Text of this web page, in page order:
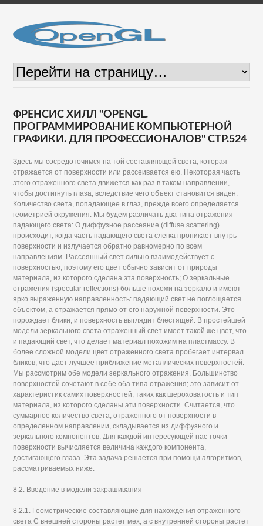
ФРЕНСИС ХИЛЛ "OPENGL.
ПРОГРАММИРОВАНИЕ КОМПЬЮТЕРНОЙ
ГРАФИКИ. ДЛЯ ПРОФЕССИОНАЛОВ" СТР.524
Здесь мы сосредоточимся на той составляющей света, которая
отражается от поверхности или рассеивается ею. Некоторая часть
этого отраженного света движется как раз в таком направлении,
чтобы достигнуть глаза, вследствие чего объект становится виден.
Количество света, попадающее в глаз, прежде всего определяется
геометрией окружения. Мы будем различать два типа отражения
падающего света: О диффузное рассеяние (diffuse scattering)
происходит, когда часть падающего света слегка проникает внутрь
поверхности и излучается обратно равномерно по всем
направлениям. Рассеянный свет сильно взаимодействует с
поверхностью, поэтому его цвет обычно зависит от природы
материала, из которого сделана эта поверхность; О зеркальные
отражения (specular reflections) больше похожи на зеркало и имеют
ярко выраженную направленность: падающий свет не поглощается
объектом, а отражается прямо от его наружной поверхности. Это
порождает блики, и поверхность выглядит блестящей. В простейшей
модели зеркального света отраженный свет имеет такой же цвет, что
и падающий свет, что делает материал похожим на пластмассу. В
более сложной модели цвет отраженного света пробегает интервал
бликов, что дает лучшее приближение металлических поверхностей.
Мы рассмотрим обе модели зеркального отражения. Большинство
поверхностей сочетают в себе оба типа отражения; это зависит от
характеристик самих поверхностей, таких как шероховатость и тип
материала, из которого сделаны эти поверхности. Считается, что
суммарное количество света, отраженного от поверхности в
определенном направлении, складывается из диффузного и
зеркального компонентов. Для каждой интересующей нас точки
поверхности вычисляется величина каждого компонента,
достигающего глаза. Эта задача решается при помощи алгоритмов,
рассматриваемых ниже.
8.2. Введение в модели закрашивания
8.2.1. Геометрические составляющие для нахождения отраженного
света С внешней стороны растет мех, а с внутренней стороны растет